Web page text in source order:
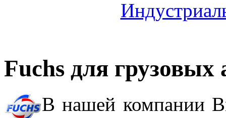
Fuchs для грузовых
В нашей компании